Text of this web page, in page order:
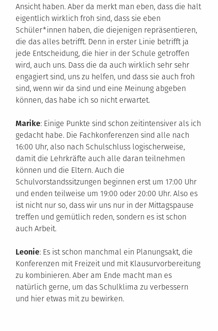
Ansicht haben. Aber da merkt man eben, dass die halt
eigentlich wirklich froh sind, dass sie eben
Schüler*innen haben, die diejenigen repräsentieren,
die das alles betrifft. Denn in erster Linie betrifft ja
jede Entscheidung, die hier in der Schule getroffen
wird, auch uns. Dass die da auch wirklich sehr sehr
engagiert sind, uns zu helfen, und dass sie auch froh
sind, wenn wir da sind und eine Meinung abgeben
können, das habe ich so nicht erwartet.
Marike: Einige Punkte sind schon zeitintensiver als ich
gedacht habe. Die Fachkonferenzen sind alle nach
16:00 Uhr, also nach Schulschluss logischerweise,
damit die Lehrkräfte auch alle daran teilnehmen
können und die Eltern. Auch die
Schulvorstandssitzungen beginnen erst um 17:00 Uhr
und enden teilweise um 19:00 oder 20:00 Uhr. Also es
ist nicht nur so, dass wir uns nur in der Mittagspause
treffen und gemütlich reden, sondern es ist schon
auch Arbeit.
Leonie: Es ist schon manchmal ein Planungsakt, die
Konferenzen mit Freizeit und mit Klausurvorbereitung
zu kombinieren. Aber am Ende macht man es
natürlich gerne, um das Schulklima zu verbessern
und hier etwas mit zu bewirken.